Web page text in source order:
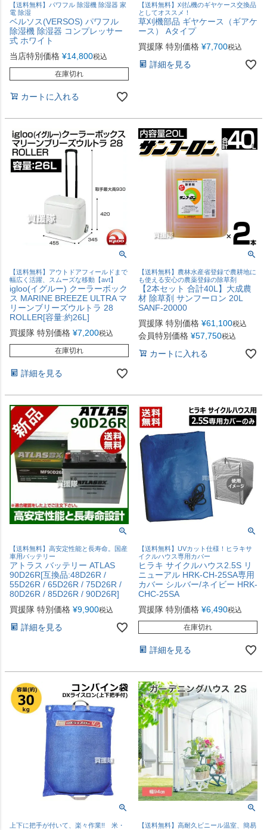
【送料無料】パワフル 除湿機 除湿器 家
電 除湿
ベルソス(VERSOS) パワフル
除湿機 除湿器 コンプレッサー
式 ホワイト
当店特別価格 ¥14,800税込
在庫切れ
カートに入れる
【送料無料】刈払機のギヤケース交換品
としてオススメ！
草刈機部品 ギヤケース（ギアケ
ース） Aタイプ
買援隊 特別価格 ¥7,700税込
詳細を見る
【送料無料】アウトドアフィールドまで
幅広く活躍、スムーズな移動【avt】
igloo(イグルー) クーラーボック
ス MARINE BREEZE ULTRA マ
リーンブリーズウルトラ 28
ROLLER[容量:約26L]
買援隊 特別価格 ¥7,200税込
在庫切れ
詳細を見る
【送料無料】農林水産省登録で農耕地に
も使える安心の農薬登録の除草剤
【2本セット 合計40L】大成農
材 除草剤 サンフーロン 20L
SANF-20000
買援隊 特別価格 ¥61,100税込
会員特別価格 ¥57,750税込
カートに入れる
【送料無料】高安定性能と長寿命。国産
車用バッテリー
アトラス バッテリー ATLAS
90D26R[互換品:48D26R /
55D26R / 65D26R / 75D26R /
80D26R / 85D26R / 90D26R]
買援隊 特別価格 ¥9,900税込
詳細を見る
【送料無料】UVカット仕様！ヒラキサ
イクルハウス専用カバー
ヒラキ サイクルハウス2.5S リ
ニューアル HRK-CH-25SA専用
カバー シルバー/ネイビー HRK-
CHC-25SA
買援隊 特別価格 ¥6,490税込
在庫切れ
詳細を見る
上下に把手が付いて、楽々作業!! 米・
【送料無料】高耐久ビニール温室、簡易